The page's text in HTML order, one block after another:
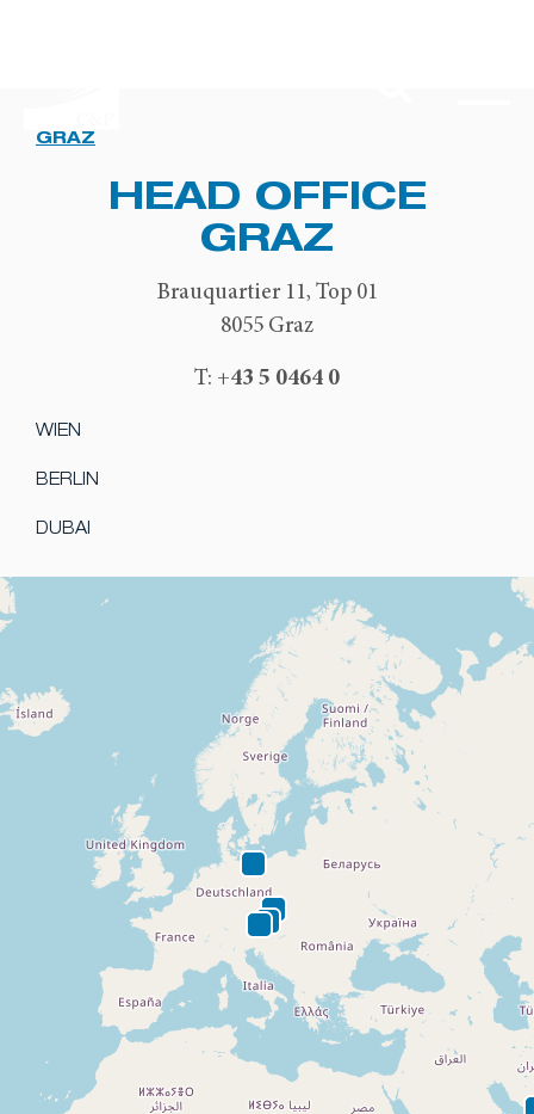
GRAZ
HEAD OFFICE
GRAZ
Brauquartier 11, Top 01
8055 Graz
T: +43 5 0464 0
WIEN
BERLIN
DUBAI